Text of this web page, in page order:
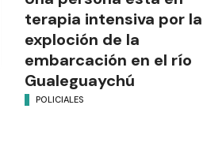
terapia intensiva por la
exploción de la
embarcación en el río
Gualeguaychú
POLICIALES